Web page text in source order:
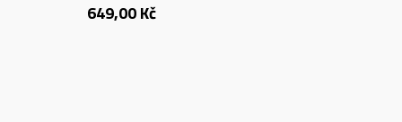
649,00Kč